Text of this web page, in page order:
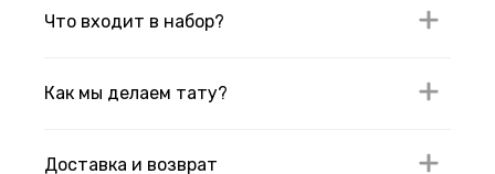
Что входит в набор?
Как мы делаем тату?
Доставка и возврат